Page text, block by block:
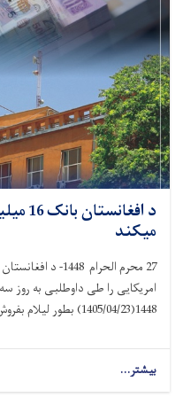
د
میکند
27 محرم‌ الحرام 1448- د
امریکایی را طی داوطلبی به روزسه
1448
(
1405/04/23) بطور لیلام
بیشتر...